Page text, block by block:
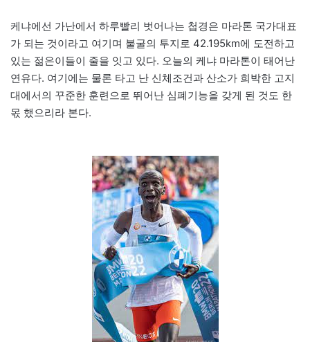
케냐에선 가난에서 하루빨리 벗어나는 첩경은 마라톤 국가대표
가 되는 것이라고 여기며 불굴의 투지로 42.195km에 도전하고
있는 젊은이들이 줄을 잇고 있다. 오늘의 케냐 마라톤이 태어난
연유다. 여기에는 물론 타고 난 신체조건과 산소가 희박한 고지
대에서의 꾸준한 훈련으로 뛰어난 심폐기능을 갖게 된 것도 한
몫 했으리라 본다.